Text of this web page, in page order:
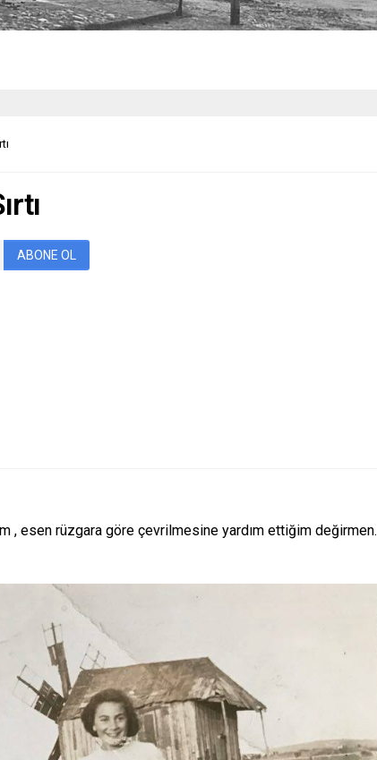
ABONE OL
, esen rüzgara göre çevrilmesine yardım ettiğim değirmen.